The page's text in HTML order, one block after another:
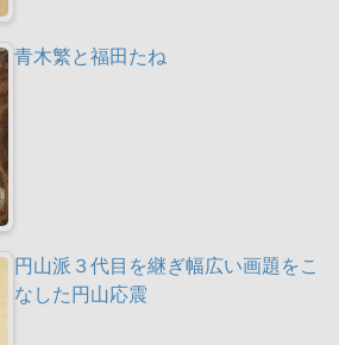
青木繁と福田たね
円山派３代目を継ぎ幅広い画題をこ
なした円山応震